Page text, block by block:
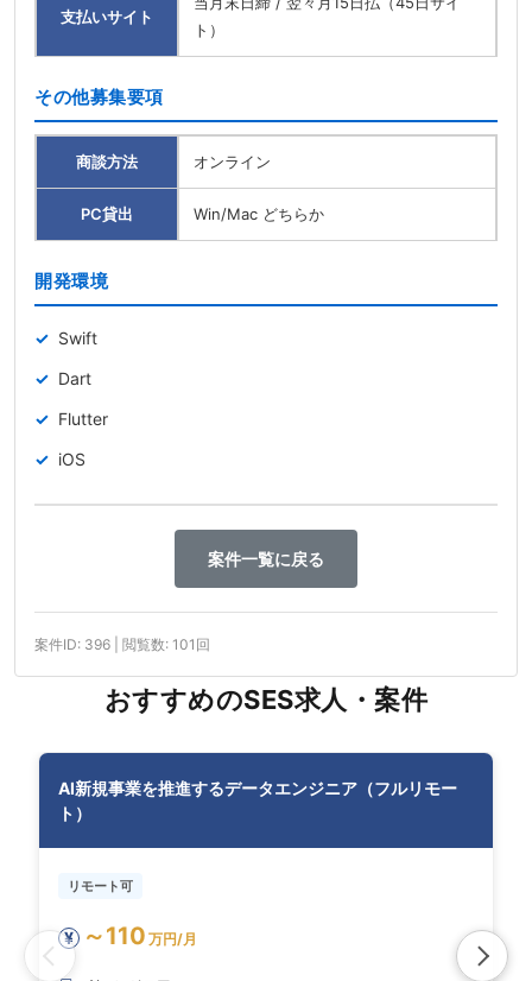
支払いサイト
ト）
その他募集要項
商談方法 オンライン
PC貸出 Win/Mac どちらか
開発環境
Swift
Dart
Flutter
iOS
案件一覧に戻る
案件ID: 396 | 閲覧数: 101回
おすすめのSES求人・案件
AI新規事業を推進するデータエンジニア（フルリモー
ト）
リモート可
¥ ～110 万円/月